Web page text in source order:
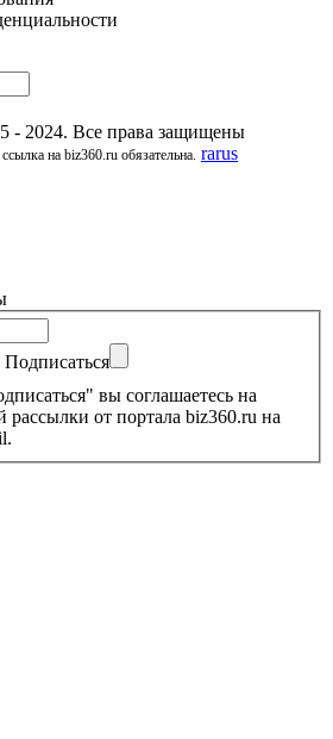
2024. Все права защищены
на biz360.ru обязательна. rarus
Подписаться
вы соглашаетесь на
рассылки от портала biz360.ru на